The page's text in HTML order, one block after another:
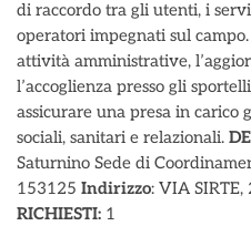
di raccordo tra gli utenti, i
operatori impegnati sul
attività amministrative,
l’accoglienza presso gli
assicurare una presa in carico
sociali, sanitari e relazionali.
Saturnino Sede di
153125 Indirizzo: VIA SIRTE,
RICHIESTI: 1